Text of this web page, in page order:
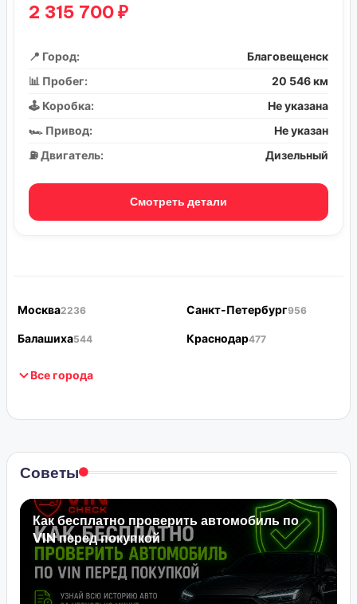
2 315 700 ₽
📍 Город:
Благовещенск
📊 Пробег:
20 546 км
🕹️ Коробка:
Не указана
🏎️ Привод:
Не указан
⛽ Двигатель:
Дизельный
Смотреть детали
Москва2236 Санкт-Петербург956
Балашиха544 Краснодар477
Все города
Советы
Как бесплатно проверить автомобиль по
VIN перед покупкой